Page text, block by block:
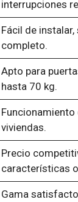
interrupciones
Fácil de
completo.
Apto para
hasta 70 kg.
viviendas.
Precio
características
Gama